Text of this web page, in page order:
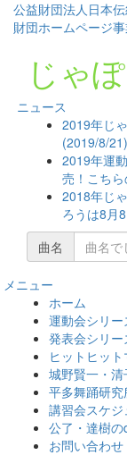
公益財団法人日本
財団ホームページ
じゃ
ニュース
2019年じ
(2019/8/21)
2019年運
売！こち
2018年じ
ろうは8月
曲名
メニュー
ホーム
運動会シリー
発表会シリー
ヒットヒッ
城野賢一・
平多舞踊研究
講習会スケ
公了・達樹
お問い合わせ